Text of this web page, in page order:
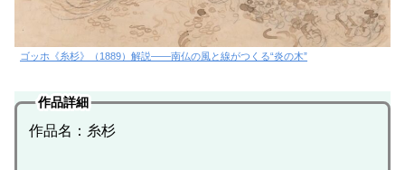
ゴッホ《糸杉》（1889）解説――南仏の風と線がつくる“炎の木”
作品詳細
作品名：糸杉